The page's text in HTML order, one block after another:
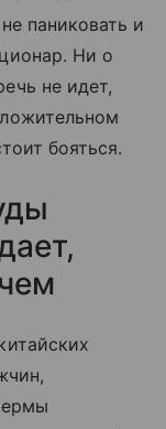
паниковать и
Ни о
не идет,
бояться.